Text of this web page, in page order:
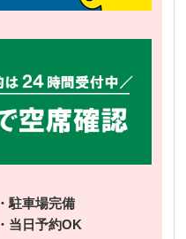
駐車場完備
当日予約OK